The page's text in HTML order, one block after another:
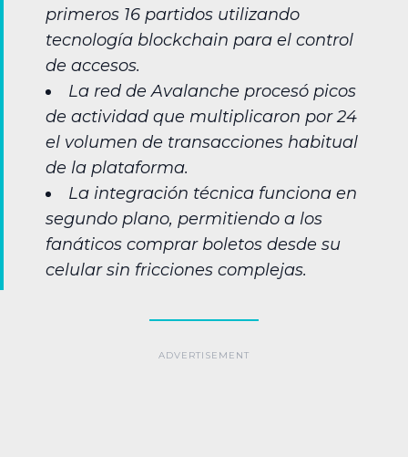
primeros 16 partidos utilizando
tecnología blockchain para el control
de accesos.
La red de Avalanche procesó picos
de actividad que multiplicaron por 24
el volumen de transacciones habitual
de la plataforma.
La integración técnica funciona en
segundo plano, permitiendo a los
fanáticos comprar boletos desde su
celular sin fricciones complejas.